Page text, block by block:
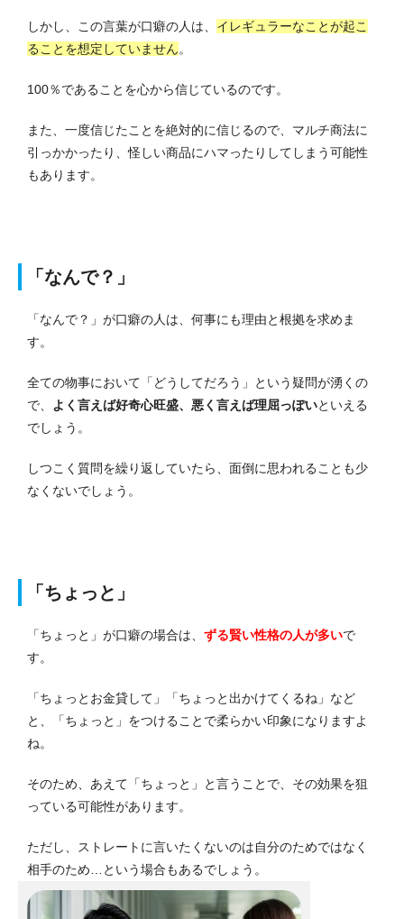
しかし、この言葉が口癖の人は、 イレギュラーなことが起こ
ることを想定していません。
100％であることを心から信じているのです。
また、一度信じたことを絶対的に信じるので、マルチ商法に
引っかかったり、怪しい商品にハマったりしてしまう可能性
もあります。
「なんで？」
「なんで？」が口癖の人は、何事にも理由と根拠を求めま
す。
全ての物事において「どうしてだろう」という疑問が湧くの
で、
よく言えば好奇心旺盛、悪く言えば理屈っぽいといえる
でしょう。
しつこく質問を繰り返していたら、面倒に思われることも少
なくないでしょう。
「ちょっと」
「ちょっと」が口癖の場合は、 ずる賢い性格の人が多いで
す。
「ちょっとお金貸して」「ちょっと出かけてくるね」など
と、「ちょっと」をつけることで柔らかい印象になりますよ
ね。
そのため、あえて「ちょっと」と言うことで、その効果を狙
っている可能性があります。
ただし、ストレートに言いたくないのは自分のためではなく
相手のため…という場合もあるでしょう。